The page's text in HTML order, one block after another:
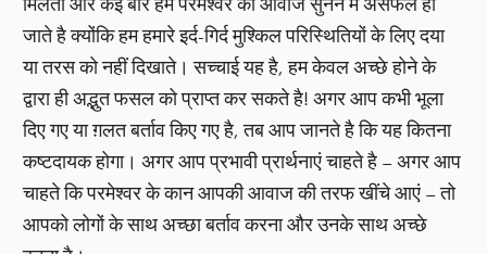
जाते है क्योंकि हम हमारे इर्द-गिर्द मुश्किल परिस्थितियों के लिए दया
या तरस को नहीं दिखाते। सच्चाई यह है, हम केवल अच्छे होने के
द्वारा ही अद्भुत फसल को प्राप्त कर सकते है! अगर आप कभी भूला
दिए गए या ग़लत बर्ताव किए गए है, तब आप जानते है कि यह कितना
कष्टदायक होगा। अगर आप प्रभावी प्रार्थनाएं चाहते है – अगर आप
चाहते कि परमेश्वर के कान आपकी आवाज की तरफ खींचे आएं – तो
आपको लोगों के साथ अच्छा बर्ताव करना और उनके साथ अच्छे